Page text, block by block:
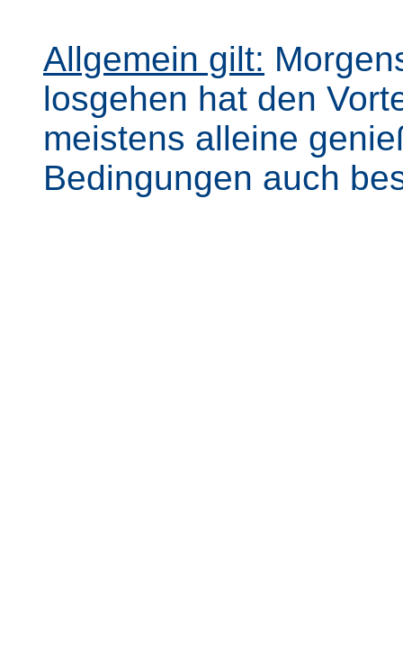
Allgemein gilt:
losgehen hat den
meistens alleine
Bedingungen auch